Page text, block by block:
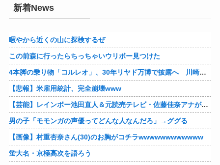
新着News
暇やから近くの山に探検するぜ
この前森に行ったらちっちゃいウリボー見つけた
4本脚の乗り物「コルレオ」、30年リヤド万博で披露へ 川崎重工が35年発売目指す
【悲報】米雇用統計、完全崩壊www
【芸能】レインボー池田直人＆元読売テレビ・佐藤佳奈アナが結婚
男の子「モモンガの声優ってどんな人なんだろ」→ググる
【画像】村重杏奈さん(30)のお胸がコチラwwwwwwwwwwww
蛍大名・京極高次を語ろう